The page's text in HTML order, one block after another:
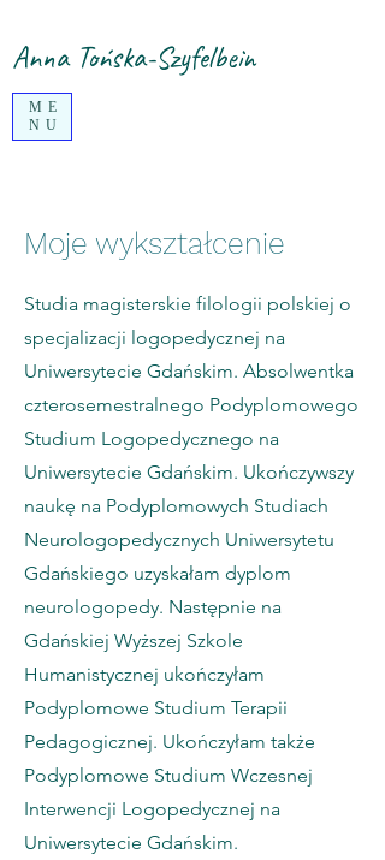
Anna Tońska-Szyfelbein
ME
NU
Moje wykształcenie
Studia magisterskie filologii polskiej o
specjalizacji logopedycznej na
Uniwersytecie Gdańskim. Absolwentka
czterosemestralnego Podyplomowego
Studium Logopedycznego na
Uniwersytecie Gdańskim. Ukończywszy
naukę na Podyplomowych Studiach
Neurologopedycznych Uniwersytetu
Gdańskiego uzyskałam dyplom
neurologopedy. Następnie na
Gdańskiej Wyższej Szkole
Humanistycznej ukończyłam
Podyplomowe Studium Terapii
Pedagogicznej. Ukończyłam także
Podyplomowe Studium Wczesnej
Interwencji Logopedycznej na
Uniwersytecie Gdańskim.